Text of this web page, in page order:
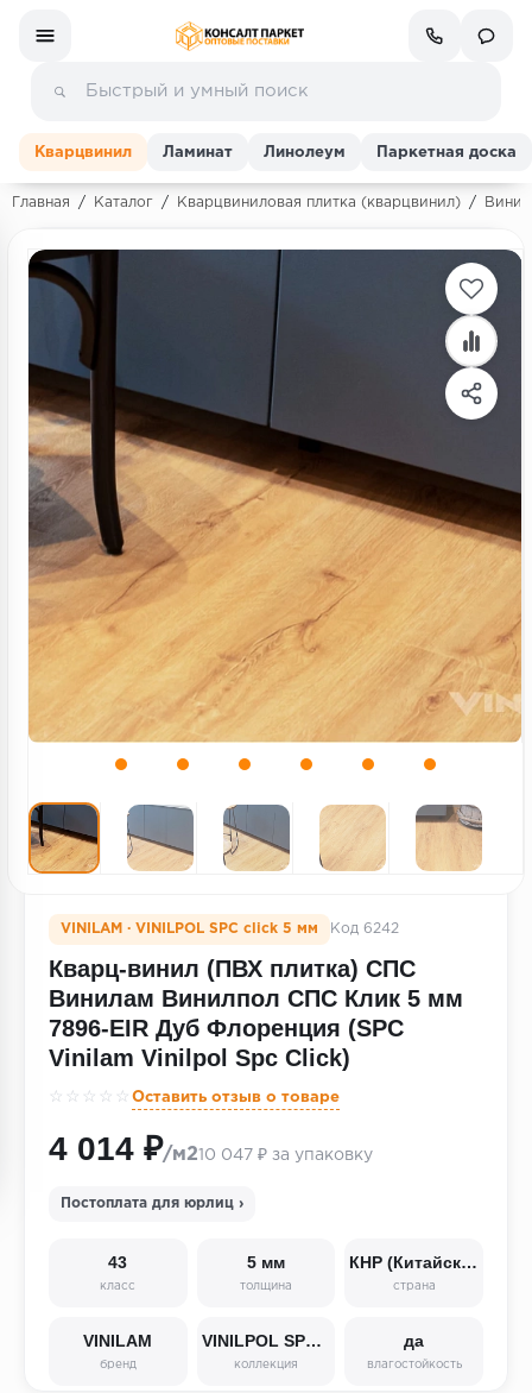
Ламинат
Линолеум
Кварц-винил (ПВХ плитка)
Инженерная доска
Паркетная доска
Террасная доска
Пробковое покрытие
Ковровая плитка
Подложка
Строительные материалы
Кварцвинил Ламинат Линолеум Паркетная доска
Главная / Каталог / Кварцвиниловая плитка (кварцвинил) /
VINILAM · VINILPOL SPC click 5 мм Код 6242
Кварц-винил (ПВХ плитка) СПС
Винилам Винилпол СПС Клик 5 мм
7896-EIR Дуб Флоренция (SPC
Vinilam Vinilpol Spc Click)
☆☆☆☆☆ Оставить отзыв о товаре
4 014 ₽/м210 047 ₽ за упаковку
Постоплата для юрлиц ›
43
класс
5 мм
толщина
КНР (Китайская Народная Республика)
страна
VINILAM
бренд
VINILPOL SPC click 5 мм
коллекция
да
влагостойкость